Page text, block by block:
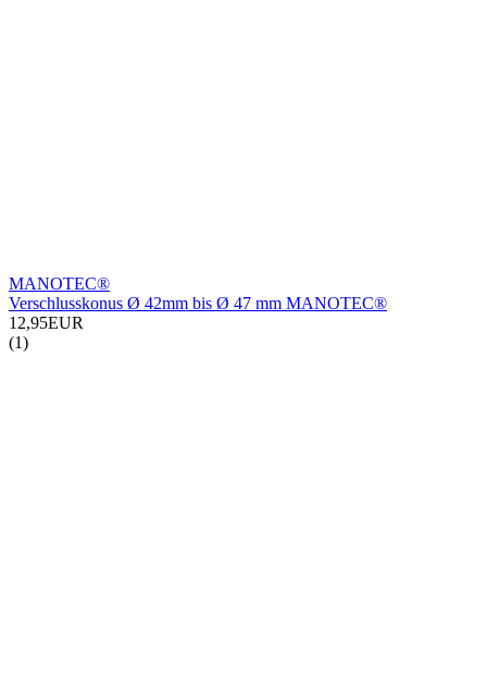
MANOTEC®
Verschlusskonus Ø 42mm bis Ø 47 mm MANOTEC®
12,95EUR
(1)